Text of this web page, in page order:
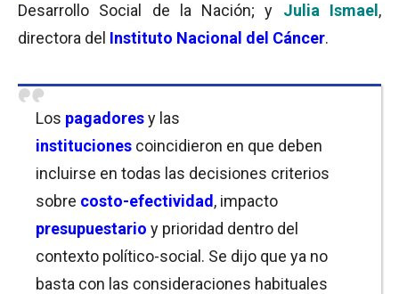
Desarrollo Social de la Nación; y Julia Ismael ,
directora del Instituto Nacional del Cáncer.
Los pagadoresy las
instituciones coincidieron en que deben
incluirse en todas las decisiones criterios
sobre costo-efectividad , impacto
presupuestario y prioridad dentro del
contexto político-social. Se dijo que ya no
basta con las consideraciones habituales